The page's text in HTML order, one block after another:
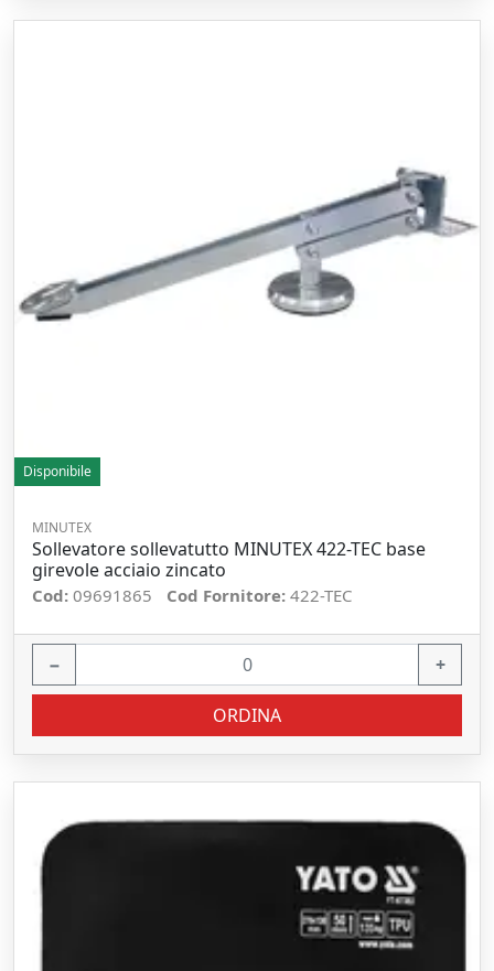
Disponibile
MINUTEX
Sollevatore sollevatutto MINUTEX 422-TEC base
girevole acciaio zincato
Cod: 09691865 Cod Fornitore: 422-TEC
− +
ORDINA